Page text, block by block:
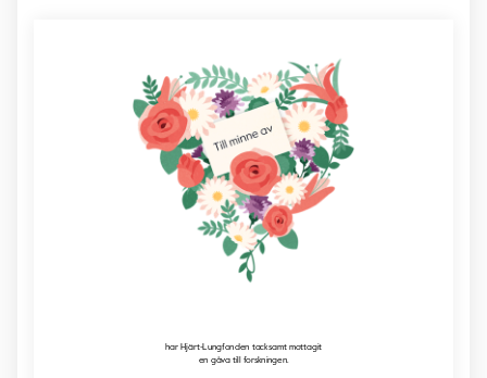
har Hjärt-Lungfonden tacksamt mottagit
en gåva till forskningen.